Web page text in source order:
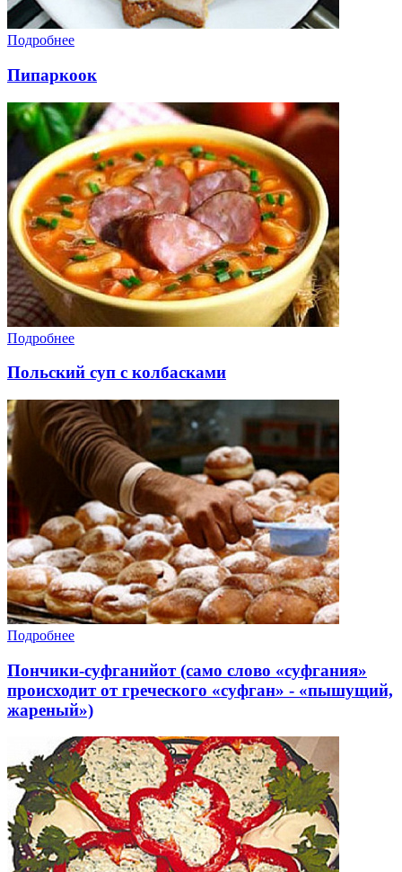
Подробнее
Пипаркоок
Подробнее
Польский суп с колбасками
Подробнее
Пончики-суфганийот (само слово «суфгания»
происходит от греческого «суфган» - «пышущий,
жареный»)